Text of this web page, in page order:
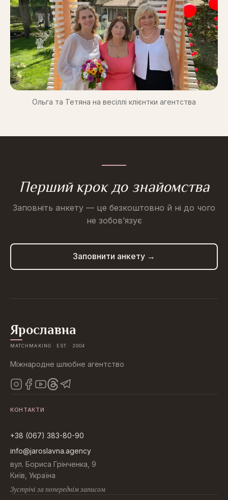
Ольга та Тетяна на весіллі клієнтки агентства
Перший крок до знайомства
Заповніть анкету — це безкоштовно й ні до чого
не зобов’язує
Заповнити анкету →
Ярославна
MATCHMAKING · EST · 2004
Міжнародне шлюбне агентство
КОНТАКТИ
+38 (067) 383-80-90
info@jaroslavna.agency
вул. Бориса Грінченка, 9
Київ, Україна
Зустрічі за попереднім записом